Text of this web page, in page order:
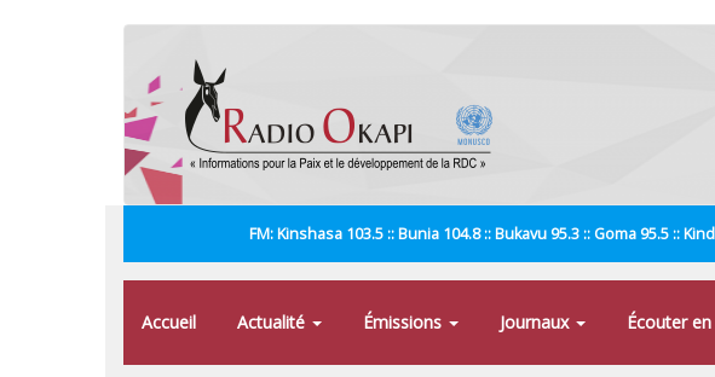
FM: Kinshasa 103.5 :: Bunia 104.8 :: Bukavu 95.3 :: Goma 95.5 ::
Accueil Actualité Émissions Journaux Écouter